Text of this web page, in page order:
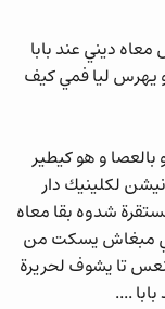
ديني عند بابا
يهرس ليا فمي كيف
بالعصا و هو كيطير
لكلينيك دار
شدوه بقا معاه
لي مبغاش يسكت من
تا يشوف لحريرة
....